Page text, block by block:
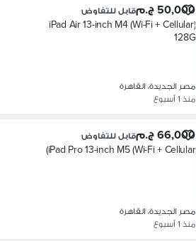
50,000 ج.م قابل للتفاوض
iPad Air 13-inch M4 (Wi-Fi + Cellular)
128G
مصر الجديدة، القاهرة
منذ 1 أسبوع
66,000 ج.م قابل للتفاوض
iPad Pro 13-inch M5 (Wi-Fi + Cellular)
مصر الجديدة، القاهرة
منذ 1 أسبوع